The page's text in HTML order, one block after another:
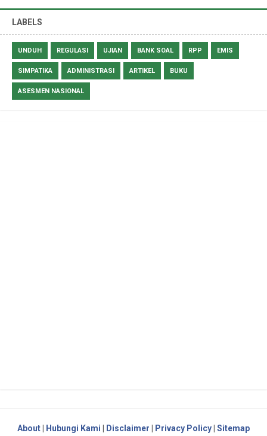
LABELS
UNDUH REGULASI UJIAN BANK SOAL RPP EMIS
SIMPATIKA ADMINISTRASI ARTIKEL BUKU
ASESMEN NASIONAL
About Hubungi Kami Disclaimer Privacy Policy Sitemap